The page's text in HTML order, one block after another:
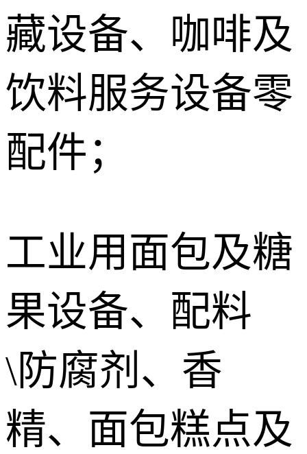
藏设备、咖啡及
饮料服务设备零
配件；
工业用面包及糖
果设备、配料
\防腐剂、香
精、面包糕点及